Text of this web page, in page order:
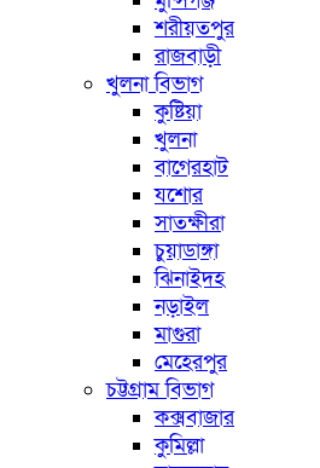
শরীয়তপুর
রাজবাড়ী
খুলনা বিভাগ
কুষ্টিয়া
খুলনা
বাগেরহাট
যশোর
সাতক্ষীরা
চুয়াডাঙ্গা
ঝিনাইদহ
নড়াইল
মাগুরা
মেহেরপুর
চট্টগ্রাম বিভাগ
কক্সবাজার
কুমিল্লা